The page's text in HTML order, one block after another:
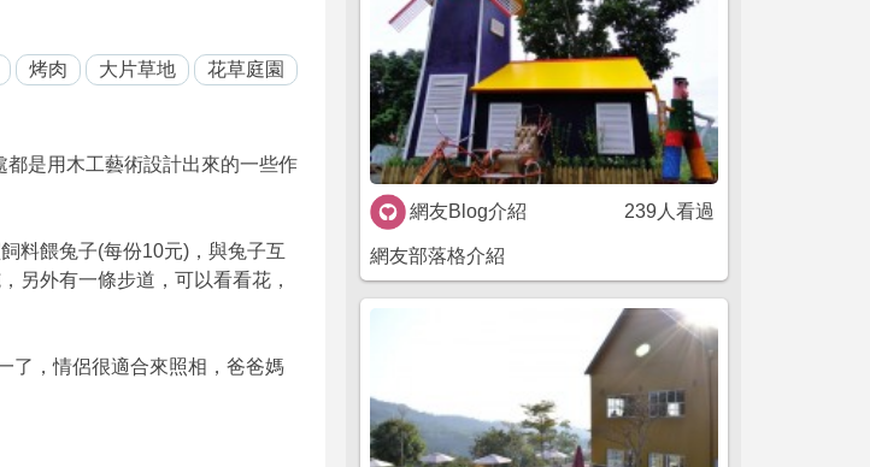
烤肉 大片草地
花草庭園
是用木工藝術設計出來的一些作
料餵兔子(每份10元)，與兔子互
另外有一條步道，可以看看花，
了，情侶很適合來照相，爸爸媽
網友Blog介紹 239人看過
網友部落格介紹